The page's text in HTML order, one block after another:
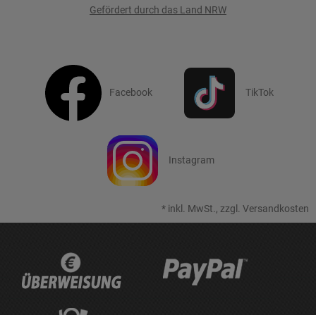
Gefördert durch das Land NRW
Facebook TikTok
Instagram
* inkl. MwSt., zzgl. Versandkosten